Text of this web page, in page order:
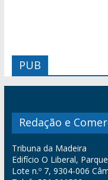
PUB
Redação e
Tribuna da Madeira
Edifício O Liberal,
Lote n.º 7, 9304-006